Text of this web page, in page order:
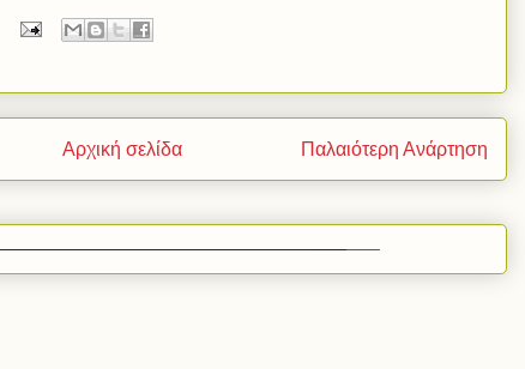
Παλαιότερη Ανάρτηση
Αρχική σελίδα